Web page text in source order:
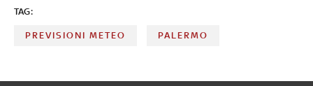
TAG:
PREVISIONI METEO PALERMO